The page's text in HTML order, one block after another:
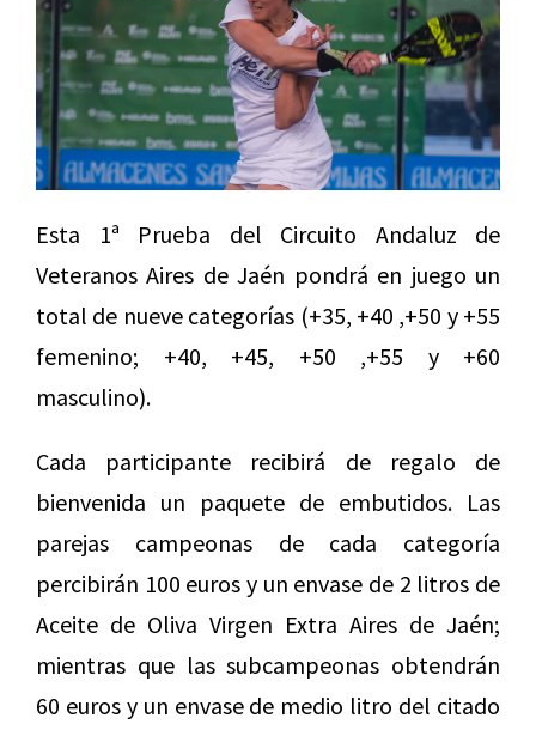
Esta 1ª Prueba del Circuito Andaluz de
Veteranos Aires de Jaén pondrá en juego un
total de nueve categorías (+35, +40 ,+50 y +55
femenino; +40, +45, +50 ,+55 y +60
masculino).
Cada participante recibirá de regalo de
bienvenida un paquete de embutidos. Las
parejas campeonas de cada categoría
percibirán 100 euros y un envase de 2 litros de
Aceite de Oliva Virgen Extra Aires de Jaén;
mientras que las subcampeonas obtendrán
60 euros y un envase de medio litro del citado